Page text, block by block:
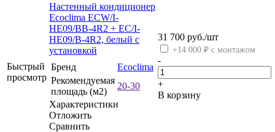
Быстрый
просмотр
Настенный кондиционер
Ecoclima ECW/I-
HE09/BB-4R2 + EC/I-
HE09/B-4R2, белый с
установкой
Бренд
Ecoclima
Рекомендуемая
площадь (м2)
20-30
Характеристики
Отложить
Сравнить
31 700 руб./шт
+14 000 ₽ с монтажом
-
+
В корзину